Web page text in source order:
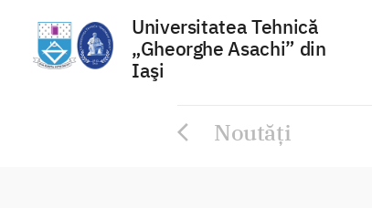
Universitatea Tehnică
„Gheorghe Asachi” din
Iaşi
Noutăți